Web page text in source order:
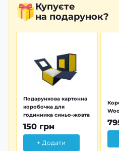
Купуєте
на подарунок?
Подарункова картонна
коробочка для
годинника синьо-жовта
150 грн
+ Додати